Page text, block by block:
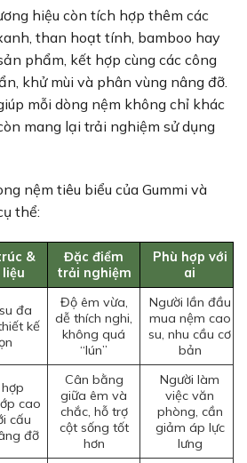
hiệu còn tích hợp thêm các
than hoạt tính, bamboo hay
phẩm, kết hợp cùng các công
khử mùi và phân vùng nâng đỡ.
mỗi dòng nệm không chỉ khác
mang lại trải nghiệm sử dụng
nệm tiêu biểu của Gummi và
thể:
&
Đặc điểm
trải nghiệm
Phù hợp với
ai
đa
kế
Độ êm vừa,
dễ thích nghi,
không quá
“lún”
Người lần đầu
mua nệm cao
su, nhu cầu cơ
bản
cao
cấu
đỡ
Cân bằng
giữa êm và
chắc, hỗ trợ
cột sống tốt
hơn
Người làm
việc văn
phòng, cần
giảm áp lực
lưng